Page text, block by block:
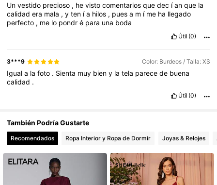
Unvestido precioso , hevistocomentariosquedec íanque la
calidadera mala ,yten ía hilos , puesa m í me ha llegado
perfecto , me lo pondré para una boda
Útil (0)
3***9 Color: Burdeos / Talla: XS
Iguala lafoto . Sienta muy bieny latela parecede buena
calidad .
Útil (0)
También Podría Gustarte
Recomendados Ropa Interior y Ropa de Dormir Joyas & Relojes